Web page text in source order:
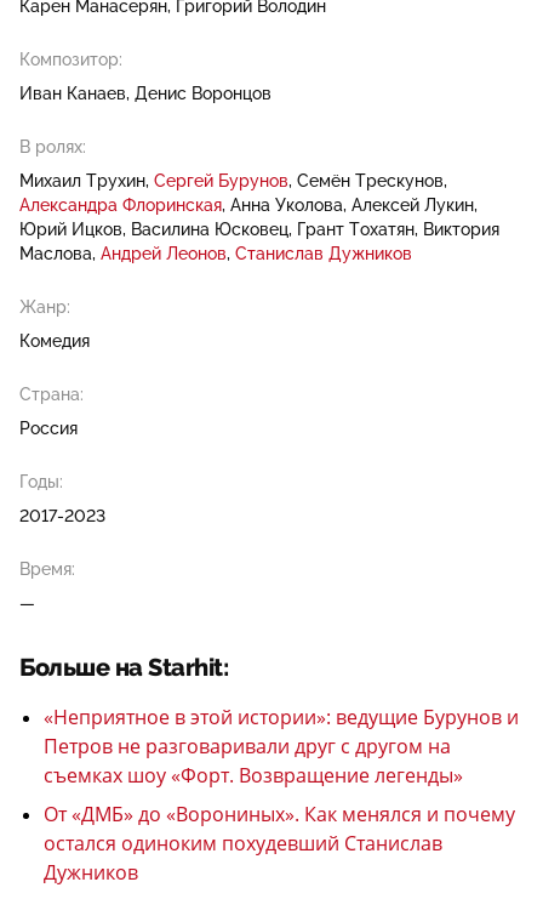
Карен Манасерян Григорий Володин
Композитор:
Иван Канаев Денис Воронцов
В ролях:
Михаил Трухин Сергей Бурунов Семён Трескунов
Александра Флоринская Анна Уколова Алексей Лукин
Юрий Ицков
Василина Юсковец Грант Тохатян Виктория
Маслова Андрей Леонов Станислав Дужников
Жанр:
Комедия
Страна:
Россия
Годы:
2017-2023
Время:
—
Больше на Starhit:
«Неприятное в этой истории»: ведущие Бурунов и
Петров не разговаривали друг с другом на
съемках шоу «Форт. Возвращение легенды»
От «ДМБ» до «Ворониных». Как менялся и почему
остался одиноким похудевший Станислав
Дужников